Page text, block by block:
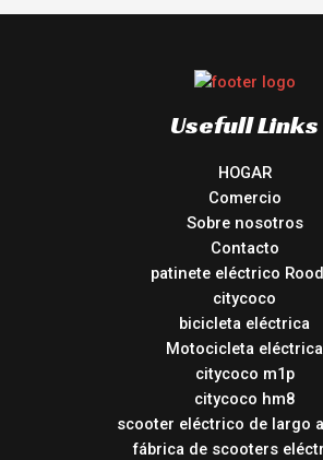
Usefull Links
HOGAR
Comercio
Sobre nosotros
Contacto
patinete eléctrico
citycoco
bicicleta eléctrica
Motocicleta eléctrica
citycoco m1p
citycoco hm8
scooter eléctrico de largo
fábrica de scooters